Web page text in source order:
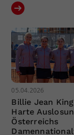
05.04.2026
Billie Jean
Harte
Österreichs